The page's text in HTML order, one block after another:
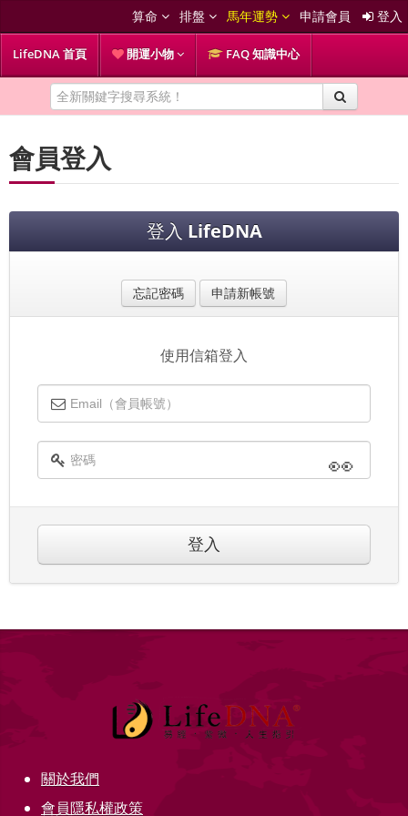
算命 排盤 馬年運勢 申請會員 登入
LifeDNA 首頁 開運小物 FAQ 知識中心
會員登入
登入 LifeDNA
忘記密碼 申請新帳號
使用信箱登入
👀
登入
關於我們
會員隱私權政策